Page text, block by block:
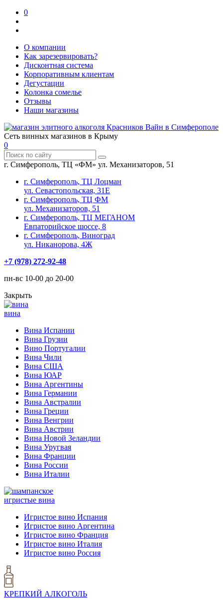
0
О компании
Как зарезервировать?
Дисконтная система
Корпоративным клиентам
Дегустации
Колонка сомелье
Отзывы
Наши магазины
Сеть винных магазинов в Крыму
0
г. Симферополь, ТЦ «ФМ» ул. Механизаторов, 51
г. Симферополь, ТЦ Лоцман
ул. Севастопольская, 31Е
г. Симферополь, ТЦ ФМ
ул. Механизаторов, 51
г. Симферополь, ТЦ МЕГАНОМ
Евпаторийское шоссе, 8
г. Симферополь, Виноград
ул. Никанорова, 4Ж
+7 (978) 272-92-48
пн-вс 10-00 до 20-00
Закрыть
вина
Вина Испании
Вина Грузии
Вино Португалии
Вина Чили
Вина США
Вина ЮАР
Вина Аргентины
Вина Германии
Вина Австралии
Вина Греции
Вина Венгрии
Вина Австрии
Вина Новой Зеландии
Вина Уругвая
Вина Франции
Вина России
Вина Италии
игристые вина
Игристое вино Испания
Игристое вино Аргентина
Игристое вино Франция
Игристое вино Италия
Игристое вино Россия
КРЕПКИЙ АЛКОГОЛЬ